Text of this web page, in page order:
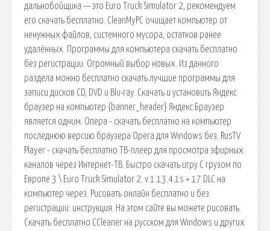
дальнобойщика — это Euro Truck Simulator 2, рекомендуем
его скачать бесплатно. CleanMyPC очищает компьютер от
ненужных файлов, системного мусора, остатков ранее
удалённых. Программы для компьютера скачать бесплатно
без регистрации. Огромный выбор новых. Из данного
раздела можно бесплатно скачать лучшие программы для
записи дисков CD, DVD и Blu-ray. Скачать и установить Яндекс
браузер на компьютер {banner_header} Яндекс Браузер
является одним. Опера - скачать бесплатно на компьютер
последнюю версию браузера Opera для Windows без. RusTV
Player - скачать бесплатно ТВ-плеер для просмотра эфирных
каналов через Интернет-ТВ. Быстро скачать игру С грузом по
Европе 3 \ Euro Truck Simulator 2. v 1.13.4.1s + 17 DLC на
компьютер через. Рисовать онлайн бесплатно и без
регистрации: инструкция. На этом сайте вы можете рисовать.
Скачать бесплатно CCleaner на русском для Windows и других